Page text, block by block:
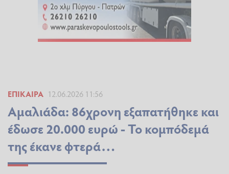
ΕΠΊΚΑΙΡΑ 12.06.2026 11:56
Αμαλιάδα: 86χρονη εξαπατήθηκε και
έδωσε 20.000 ευρώ - Το κομπόδεμά
της έκανε φτερά…